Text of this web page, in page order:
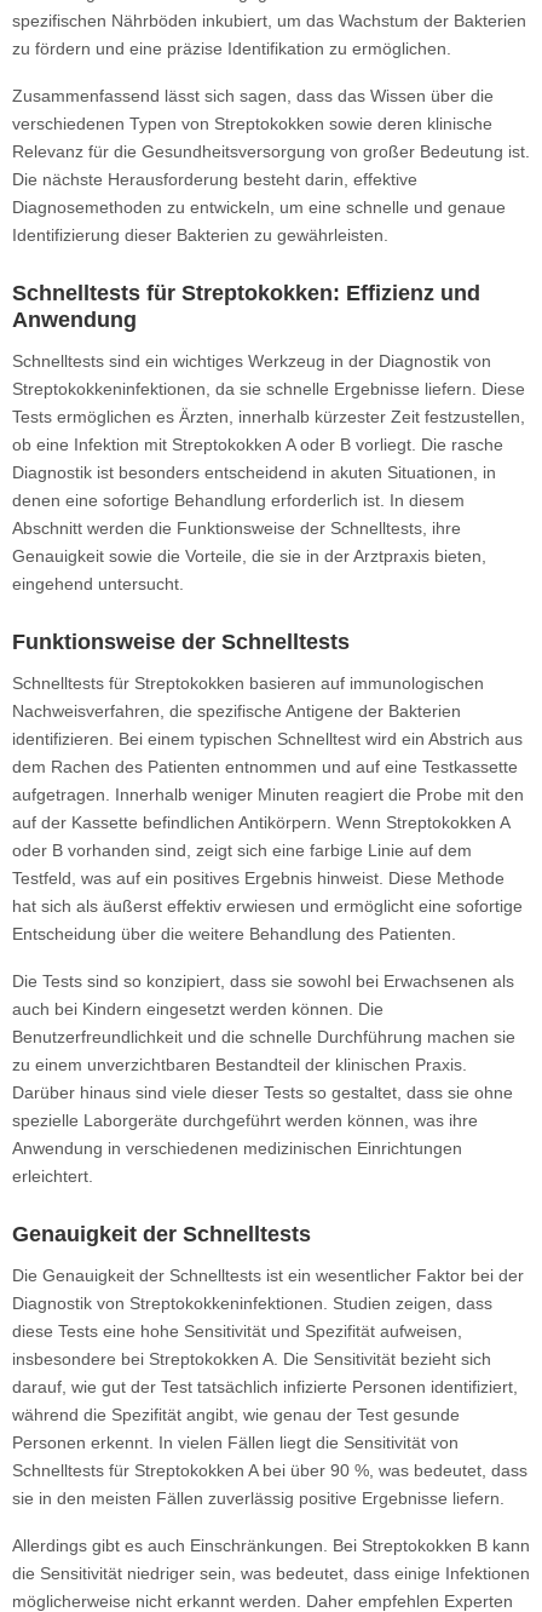
spezifischen Nährböden inkubiert, um das Wachstum der Bakterien
zu fördern und eine präzise Identifikation zu ermöglichen.
Zusammenfassend lässt sich sagen, dass das Wissen über die
verschiedenen Typen von Streptokokken sowie deren klinische
Relevanz für die Gesundheitsversorgung von großer Bedeutung ist.
Die nächste Herausforderung besteht darin, effektive
Diagnosemethoden zu entwickeln, um eine schnelle und genaue
Identifizierung dieser Bakterien zu gewährleisten.
Schnelltests für Streptokokken: Effizienz und
Anwendung
Schnelltests sind ein wichtiges Werkzeug in der Diagnostik von
Streptokokkeninfektionen, da sie schnelle Ergebnisse liefern. Diese
Tests ermöglichen es Ärzten, innerhalb kürzester Zeit festzustellen,
ob eine Infektion mit Streptokokken A oder B vorliegt. Die rasche
Diagnostik ist besonders entscheidend in akuten Situationen, in
denen eine sofortige Behandlung erforderlich ist. In diesem
Abschnitt werden die Funktionsweise der Schnelltests, ihre
Genauigkeit sowie die Vorteile, die sie in der Arztpraxis bieten,
eingehend untersucht.
Funktionsweise der Schnelltests
Schnelltests für Streptokokken basieren auf immunologischen
Nachweisverfahren, die spezifische Antigene der Bakterien
identifizieren. Bei einem typischen Schnelltest wird ein Abstrich aus
dem Rachen des Patienten entnommen und auf eine Testkassette
aufgetragen. Innerhalb weniger Minuten reagiert die Probe mit den
auf der Kassette befindlichen Antikörpern. Wenn Streptokokken A
oder B vorhanden sind, zeigt sich eine farbige Linie auf dem
Testfeld, was auf ein positives Ergebnis hinweist. Diese Methode
hat sich als äußerst effektiv erwiesen und ermöglicht eine sofortige
Entscheidung über die weitere Behandlung des Patienten.
Die Tests sind so konzipiert, dass sie sowohl bei Erwachsenen als
auch bei Kindern eingesetzt werden können. Die
Benutzerfreundlichkeit und die schnelle Durchführung machen sie
zu einem unverzichtbaren Bestandteil der klinischen Praxis.
Darüber hinaus sind viele dieser Tests so gestaltet, dass sie ohne
spezielle Laborgeräte durchgeführt werden können, was ihre
Anwendung in verschiedenen medizinischen Einrichtungen
erleichtert.
Genauigkeit der Schnelltests
Die Genauigkeit der Schnelltests ist ein wesentlicher Faktor bei der
Diagnostik von Streptokokkeninfektionen. Studien zeigen, dass
diese Tests eine hohe Sensitivität und Spezifität aufweisen,
insbesondere bei Streptokokken A. Die Sensitivität bezieht sich
darauf, wie gut der Test tatsächlich infizierte Personen identifiziert,
während die Spezifität angibt, wie genau der Test gesunde
Personen erkennt. In vielen Fällen liegt die Sensitivität von
Schnelltests für Streptokokken A bei über 90 %, was bedeutet, dass
sie in den meisten Fällen zuverlässig positive Ergebnisse liefern.
Allerdings gibt es auch Einschränkungen. Bei Streptokokken B kann
die Sensitivität niedriger sein, was bedeutet, dass einige Infektionen
möglicherweise nicht erkannt werden. Daher empfehlen Experten